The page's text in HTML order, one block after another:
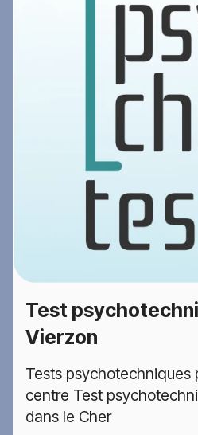
Test
Vierzon
Tests psychotechniques
centre Test
dans le Cher